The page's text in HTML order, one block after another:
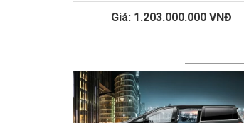
Giá: 1.203.000.000 VNĐ